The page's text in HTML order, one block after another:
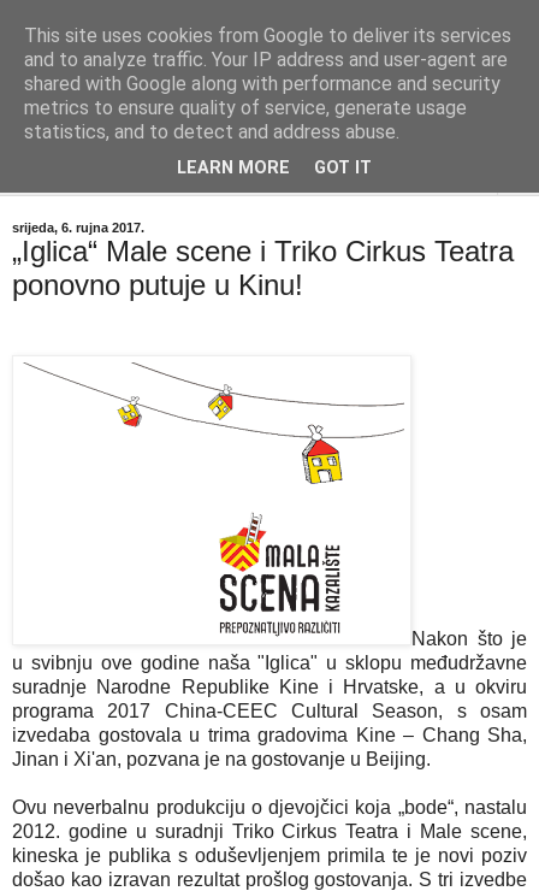
"Kvaka"
Časopis za književnost ISSN 2459-5632
srijeda, 6. rujna 2017.
„Iglica“ Male scene i Triko Cirkus Teatra
ponovno putuje u Kinu!
Nakon što je
u svibnju ove godine naša "Iglica" u sklopu međudržavne
suradnje Narodne Republike Kine i Hrvatske, a u okviru
programa 2017 China-CEEC Cultural Season, s osam
izvedaba gostovala u trima gradovima Kine – Chang Sha,
Jinan i Xi'an, pozvana je na gostovanje u Beijing.
Ovu neverbalnu produkciju o djevojčici koja „bode“, nastalu
2012. godine u suradnji Triko Cirkus Teatra i Male scene,
kineska je publika s oduševljenjem primila te je novi poziv
došao kao izravan rezultat prošlog gostovanja. S tri izvedbe
This site uses cookies from Google to deliver its services
and to analyze traffic. Your IP address and user-agent are
shared with Google along with performance and security
metrics to ensure quality of service, generate usage
statistics, and to detect and address abuse.
LEARN MORE GOT IT